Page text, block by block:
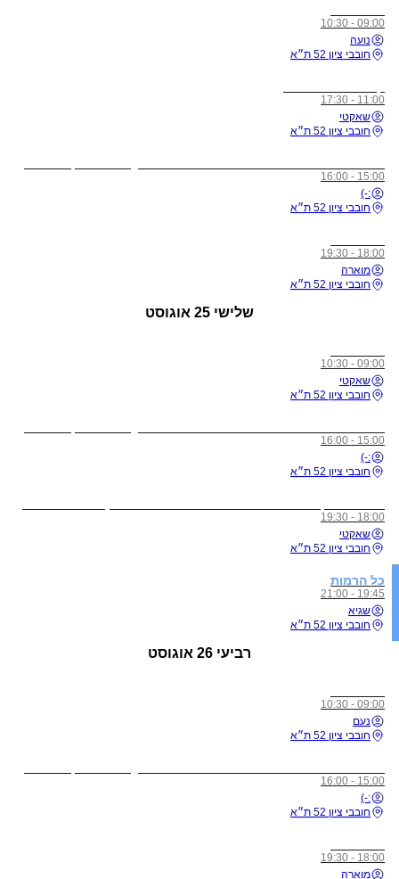
09:00 - 10:30
נועה
חובבי ציון 52 ת״א
11:00 - 17:30
שאקטי
חובבי ציון 52 ת״א
15:00 - 16:00
:-)
חובבי ציון 52 ת״א
18:00 - 19:30
מוארה
חובבי ציון 52 ת״א
שלישי 25 אוגוסט
09:00 - 10:30
שאקטי
חובבי ציון 52 ת״א
15:00 - 16:00
:-)
חובבי ציון 52 ת״א
18:00 - 19:30
שאקטי
חובבי ציון 52 ת״א
כל הרמות
19:45 - 21:00
שגיא
חובבי ציון 52 ת״א
רביעי 26 אוגוסט
09:00 - 10:30
נעם
חובבי ציון 52 ת״א
15:00 - 16:00
:-)
חובבי ציון 52 ת״א
18:00 - 19:30
מוארה